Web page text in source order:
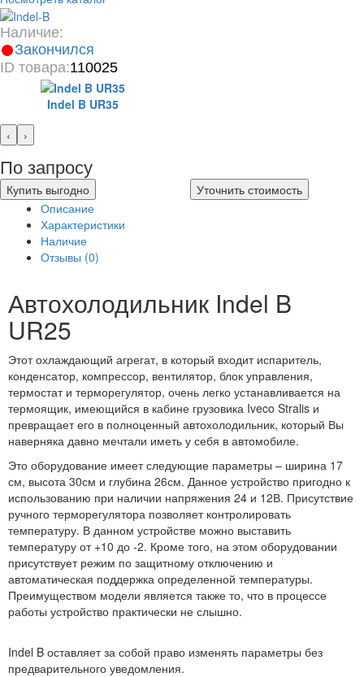
Наличие:
Закончился
ID товара:110025
Indel B UR35
‹
›
По запросу
Купить выгодно
Уточнить стоимость
Описание
Характеристики
Наличие
Отзывы (0)
Автохолодильник Indel B
UR25
Этот охлаждающий агрегат, в который входит испаритель,
конденсатор, компрессор, вентилятор, блок управления,
термостат и терморегулятор, очень легко устанавливается на
термоящик, имеющийся в кабине грузовика Iveco Stralis и
превращает его в полноценный автохолодильник, который Вы
наверняка давно мечтали иметь у себя в автомобиле.
Это оборудование имеет следующие параметры – ширина 17
см, высота 30см и глубина 26см. Данное устройство пригодно к
использованию при наличии напряжения 24 и 12В. Присутствие
ручного терморегулятора позволяет контролировать
температуру. В данном устройстве можно выставить
температуру от +10 до -2. Кроме того, на этом оборудовании
присутствует режим по защитному отключению и
автоматическая поддержка определенной температуры.
Преимуществом модели является также то, что в процессе
работы устройство практически не слышно.
Indel B оставляет за собой право изменять параметры без
предварительного уведомления.